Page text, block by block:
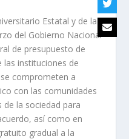
Estatal y de la
del Gobierno Nacional
de presupuesto de
instituciones de
comprometen a
con las comunidades
de la sociedad para
así como en
gradual a la